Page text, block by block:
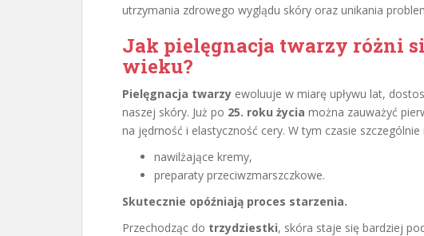
utrzymania zdrowego wyglądu skóry oraz unikania
Jak pielęgnacja twarzy różni
wieku?
Pielęgnacja twarzy ewoluuje w miarę upływu lat,
naszej skóry. Już po 25. roku życia można zauważyć
na jędrność i elastyczność cery. W tym czasie
nawilżające kremy,
preparaty przeciwzmarszczkowe.
Skutecznie opóźniają proces starzenia.
Przechodząc do trzydziestki, skóra staje się bardziej